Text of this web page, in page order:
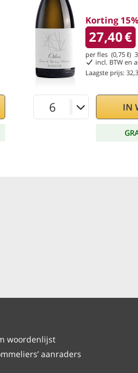
Korting 15%
27,40€
per fles (0,75 ℓ)
incl. BTW en
Laagste prijs:
IN
woordenlijst
aanraders